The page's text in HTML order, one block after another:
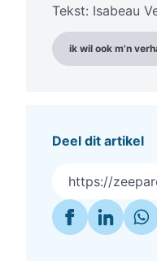
Tekst: Isabeau
ik wil ook m'n
Deel dit artikel
https://